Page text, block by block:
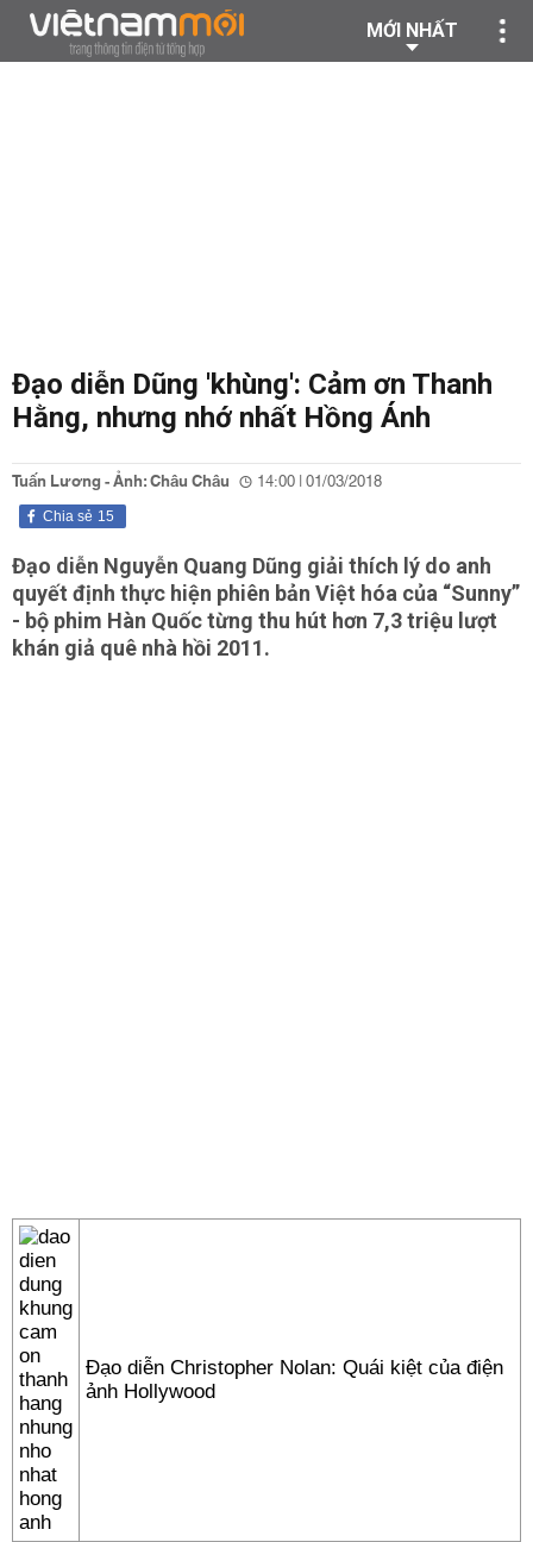
MỚI NHẤT
Đạo diễn Dũng 'khùng': Cảm ơn Thanh
Hằng, nhưng nhớ nhất Hồng Ánh
Tuấn Lương - Ảnh: Châu Châu 14:00 | 01/03/2018
15
Chia sẻ
Đạo diễn Nguyễn Quang Dũng giải thích lý do anh
quyết định thực hiện phiên bản Việt hóa của “Sunny”
- bộ phim Hàn Quốc từng thu hút hơn 7,3 triệu lượt
khán giả quê nhà hồi 2011.
Đạo diễn Christopher Nolan: Quái kiệt của điện
ảnh Hollywood